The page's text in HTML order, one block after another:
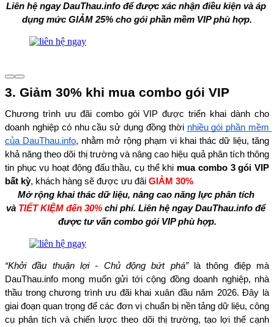
Liên hệ ngay DauThau.info để được xác nhận điều kiện và áp
dụng mức GIẢM 25% cho gói phần mềm VIP phù hợp.
3. Giảm 30% khi mua combo gói VIP
Chương trình ưu đãi combo gói VIP được triển khai dành cho
doanh nghiệp có nhu cầu sử dụng đồng thời nhiều gói phần mềm
của DauThau.info, nhằm mở rộng phạm vi khai thác dữ liệu, tăng
khả năng theo dõi thị trường và nâng cao hiệu quả phân tích thông
tin phục vụ hoạt động đấu thầu, cụ thể khi mua combo 3 gói VIP
bất kỳ, khách hàng sẽ được ưu đãi GIẢM 30%
Mở rộng khai thác dữ liệu, nâng cao năng lực phân tích
và TIẾT KIỆM đến 30% chi phí. Liên hệ ngay DauThau.info để
được tư vấn combo gói VIP phù hợp.
“Khởi đầu thuận lợi - Chủ động bứt phá” là thông điệp mà
DauThau.info mong muốn gửi tới cộng đồng doanh nghiệp, nhà
thầu trong chương trình ưu đãi khai xuân đầu năm 2026. Đây là
giai đoạn quan trọng để các đơn vị chuẩn bị nền tảng dữ liệu, công
cụ phân tích và chiến lược theo dõi thị trường, tạo lợi thế cạnh